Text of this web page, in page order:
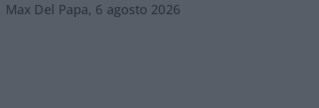
Max Del Papa, 6 agosto 2026